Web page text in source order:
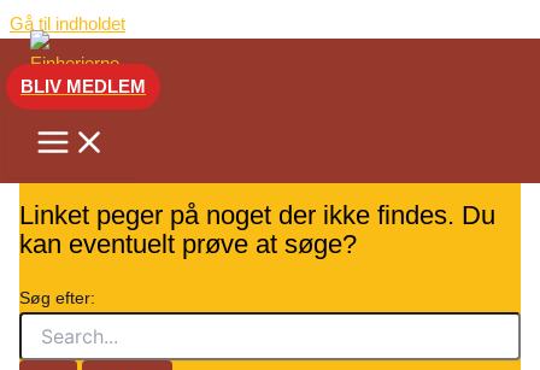
Gå til indholdet
BLIV MEDLEM
Siden ser ikke ud til at findes.
Linket peger på noget der ikke findes. Du
kan eventuelt prøve at søge?
Søg efter: